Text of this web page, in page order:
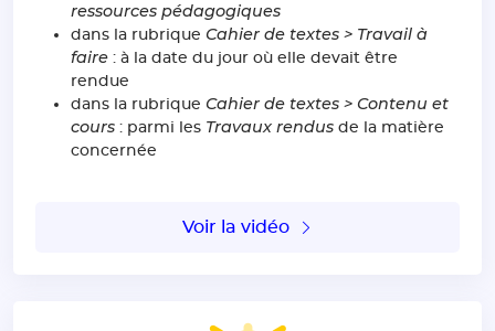
ressources pédagogiques
dans la rubrique Cahier de textes > Travail à
faire : à la date du jour où elle devait être
rendue
dans la rubrique Cahier de textes > Contenu et
cours : parmi les Travaux rendus de la matière
concernée
Voir la vidéo